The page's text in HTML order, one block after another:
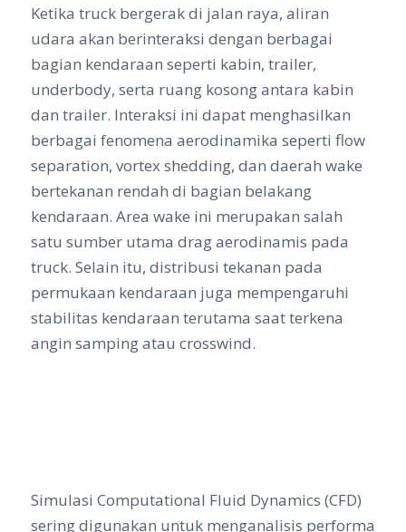
Ketika truck bergerak di jalan raya, aliran
udara akan berinteraksi dengan berbagai
bagian kendaraan seperti kabin, trailer,
underbody, serta ruang kosong antara kabin
dan trailer. Interaksi ini dapat menghasilkan
berbagai fenomena aerodinamika seperti flow
separation, vortex shedding, dan daerah wake
bertekanan rendah di bagian belakang
kendaraan. Area wake ini merupakan salah
satu sumber utama drag aerodinamis pada
truck. Selain itu, distribusi tekanan pada
permukaan kendaraan juga mempengaruhi
stabilitas kendaraan terutama saat terkena
angin samping atau crosswind.
Simulasi Computational Fluid Dynamics (CFD)
sering digunakan untuk menganalisis performa